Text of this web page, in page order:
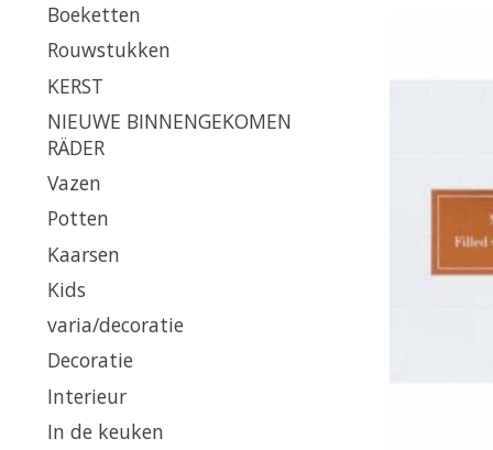
Boeketten
Rouwstukken
KERST
NIEUWE BINNENGEKOMEN
RÄDER
Vazen
Potten
Kaarsen
Kids
varia/decoratie
Decoratie
Interieur
In de keuken